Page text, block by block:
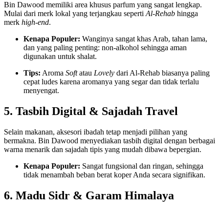
Bin Dawood memiliki area khusus parfum yang sangat lengkap.
Mulai dari merk lokal yang terjangkau seperti Al-Rehab hingga
merk high-end.
Kenapa Populer: Wanginya sangat khas Arab, tahan lama,
dan yang paling penting: non-alkohol sehingga aman
digunakan untuk shalat.
Tips: Aroma Softatau Lovely dari Al-Rehab biasanya paling
cepat ludes karena aromanya yang segar dan tidak terlalu
menyengat.
5. Tasbih Digital & Sajadah Travel
Selain makanan, aksesori ibadah tetap menjadi pilihan yang
bermakna. Bin Dawood menyediakan tasbih digital dengan berbagai
warna menarik dan sajadah tipis yang mudah dibawa bepergian.
Kenapa Populer: Sangat fungsional dan ringan, sehingga
tidak menambah beban berat koper Anda secara signifikan.
6. Madu Sidr & Garam Himalaya